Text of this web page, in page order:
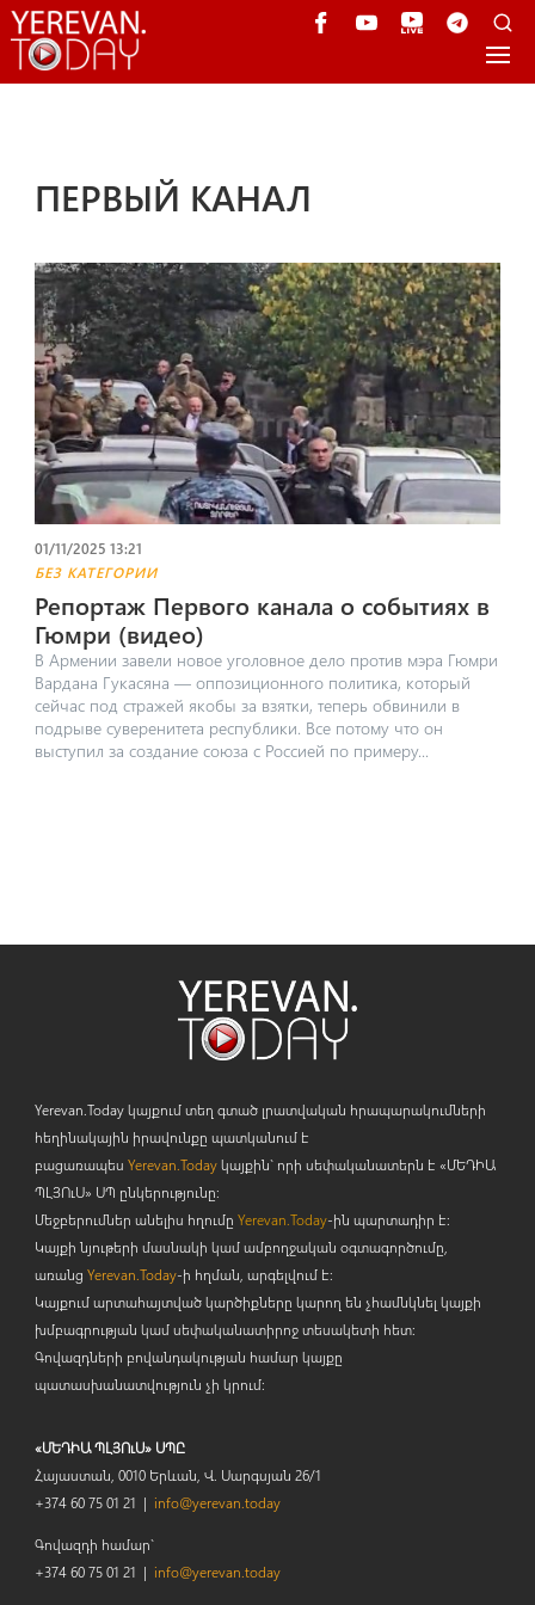
ПЕРВЫЙ КАНАЛ
01/11/2025 13:21
БЕЗ КАТЕГОРИИ
Репортаж Первого канала о событиях в
Гюмри (видео)
В Армении завели новое уголовное дело против мэра Гюмри
Вардана Гукасяна — оппозиционного политика, который
сейчас под стражей якобы за взятки, теперь обвинили в
подрыве суверенитета республики. Все потому что он
выступил за создание союза с Россией по примеру...
Yerevan.Today կայքում տեղ գտած լրատվական հրապարակումների
հեղինակային իրավունքը պատկանում է
բացառապես Yerevan.Todayկայքին` որի սեփականատերն է «ՄԵԴԻԱ
ՊԼՅՈւՍ» ՍՊ ընկերությունը։
Մեջբերումներ անելիս հղումը Yerevan.Today-ին պարտադիր է:
Կայքի նյութերի մասնակի կամ ամբողջական օգտագործումը,
առանց Yerevan.Today-ի հղման, արգելվում է:
Կայքում արտահայտված կարծիքները կարող են չհամնկնել կայքի
խմբագրության կամ սեփականատիրոջ տեսակետի հետ:
Գովազդների բովանդակության համար կայքը
պատասխանատվություն չի կրում:
«ՄԵԴԻԱ ՊԼՅՈւՍ» ՍՊԸ
Հայաստան, 0010 Երևան, Վ. Սարգսյան 26/1
+374 60 75 01 21 | info@yerevan.today
Գովազդի համար`
+374 60 75 01 21 | info@yerevan.today